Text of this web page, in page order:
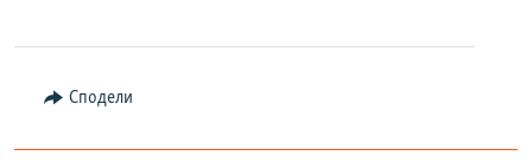
Сподели